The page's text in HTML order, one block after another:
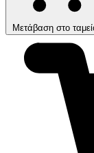
Μετάβαση στο